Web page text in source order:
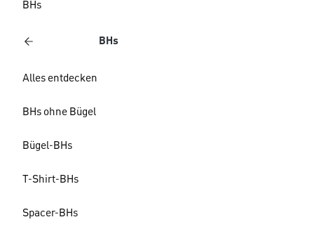
BHs
BHs
Alles entdecken
BHs ohne Bügel
Bügel-BHs
T-Shirt-BHs
Spacer-BHs